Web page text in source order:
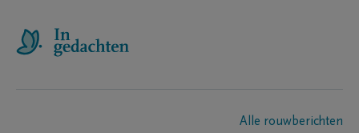
Alle rouwberichten